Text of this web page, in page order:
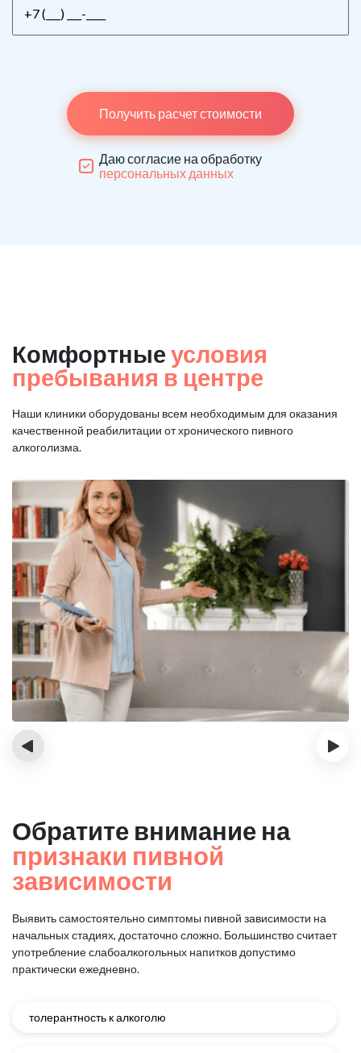
Получить расчет стоимости
Даю согласие на обработку
персональных данных
Комфортные условия
пребывания в центре
Наши клиники оборудованы всем необходимым для оказания
качественной реабилитации от хронического пивного
алкоголизма.
‹ ›
Обратите внимание на
признаки пивной
зависимости
Выявить самостоятельно симптомы пивной зависимости на
начальных стадиях, достаточно сложно. Большинство считает
употребление слабоалкогольных напитков допустимо
практически ежедневно.
толерантность к алкоголю